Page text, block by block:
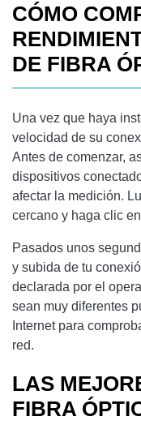
CÓMO
DE FIBRA
Una vez que haya
velocidad de su
Antes de comenzar,
dispositivos
afectar la medición.
cercano y haga clic en
Pasados ​​unos
y subida de tu
declarada por el
sean muy diferentes
Internet para
red.
LAS
FIBRA